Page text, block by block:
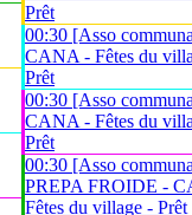
Prêt
00:30 [Asso
CANA - Fêtes du
Prêt
00:30 [Asso
CANA - Fêtes du
Prêt
00:30 [Asso
PREPA FROIDE -
Fêtes du village - Prêt